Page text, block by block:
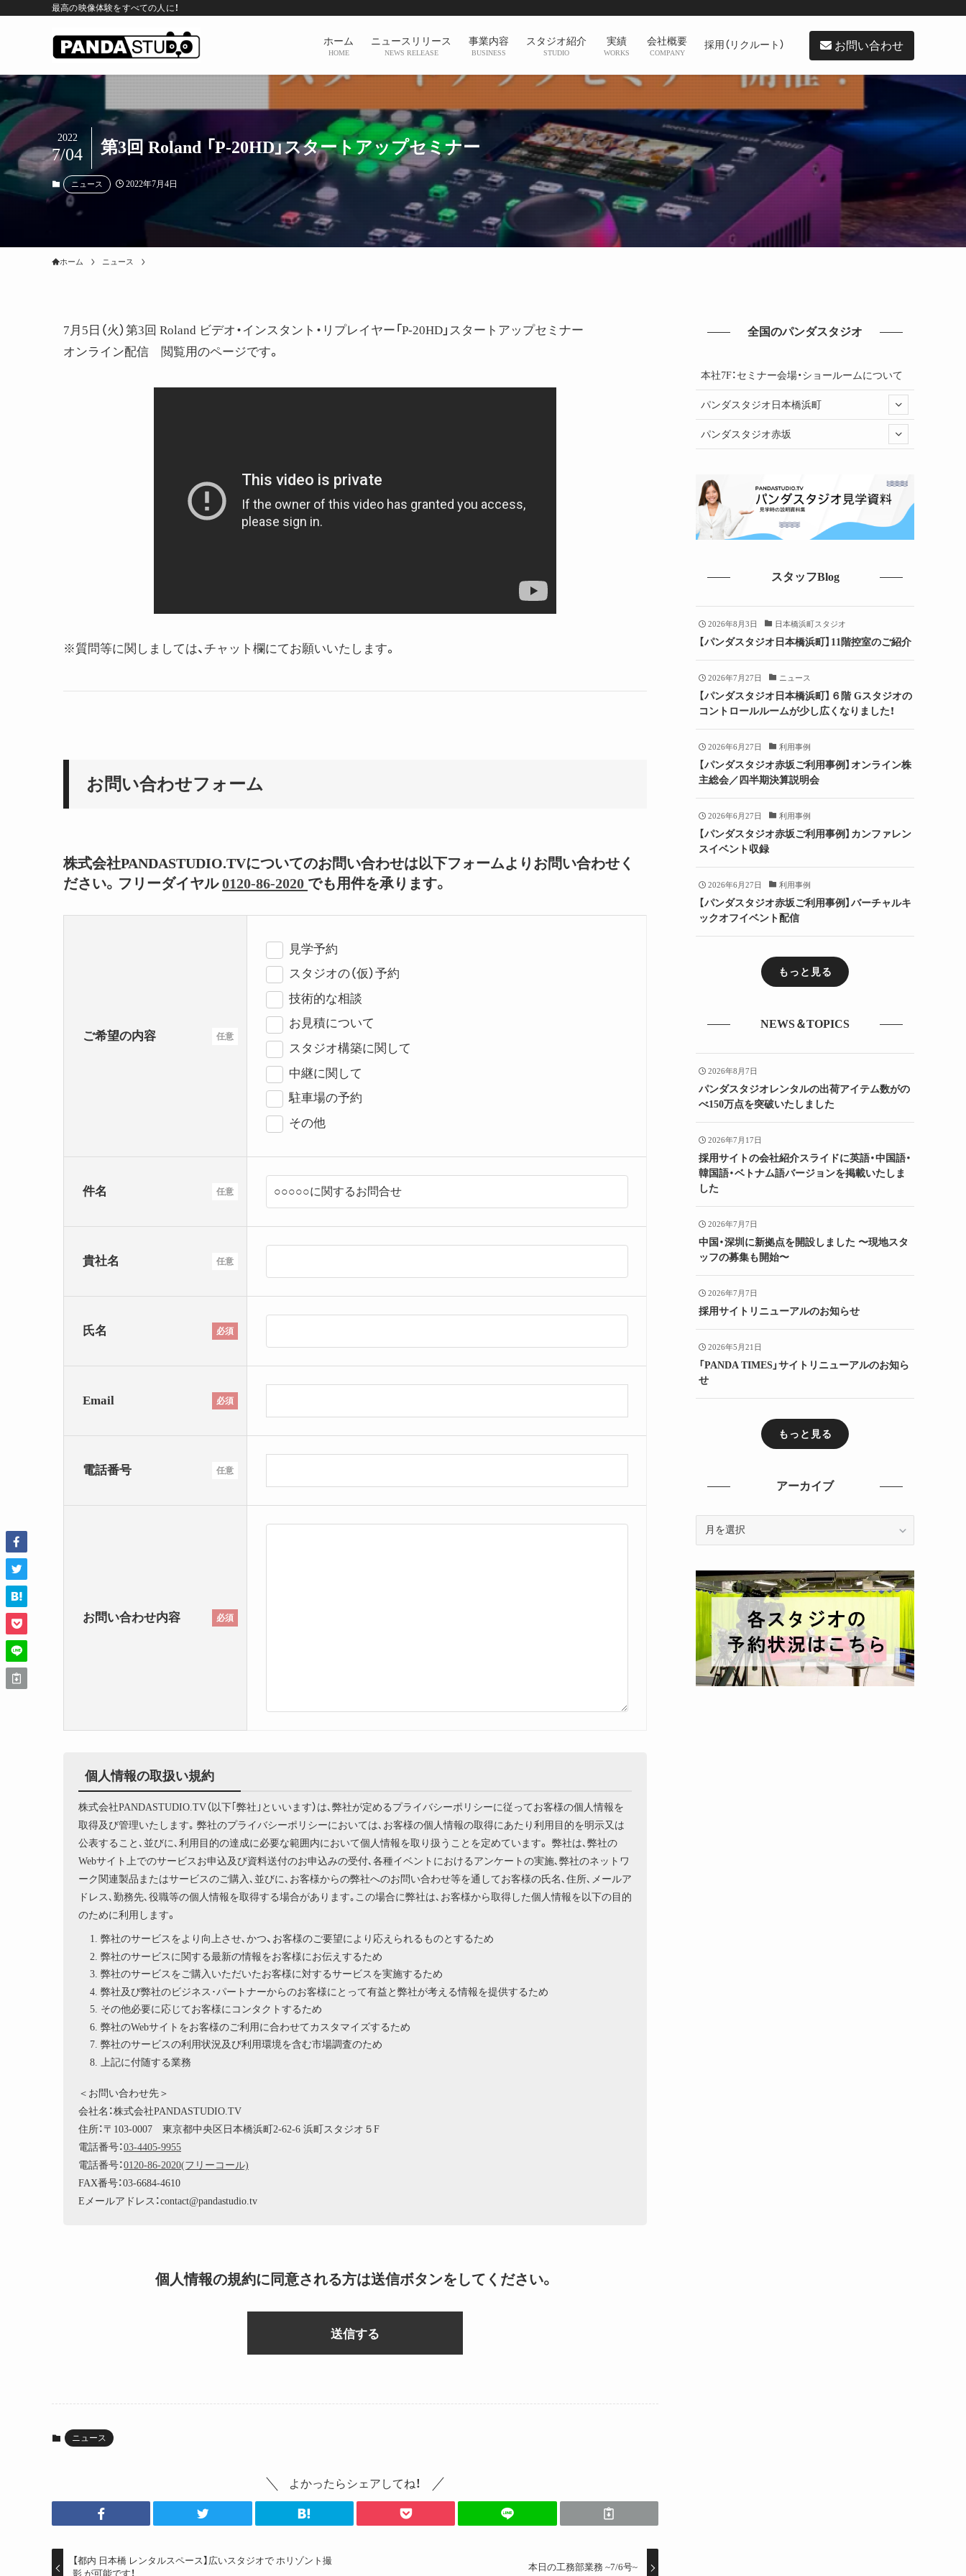
最高の映像体験をすべての人に！
ホーム
HOME
ニュースリリース
NEWS RELEASE
事業内容
BUSINESS
スタジオ紹介
STUDIO
実績
WORKS
会社概要
COMPANY
採用（リクルート） お問い合わせ
第3回 Roland 「P-20HD」スタートアップセミナー
2022
7/04
ニュース 2022年7月4日
ホーム ニュース
7月5日（火）第3回 Roland ビデオ・インスタント・リプレイヤー「P-20HD」スタートアップセミナー
オンライン配信 閲覧用のページです。
※質問等に関しましては、チャット欄にてお願いいたします。
お問い合わせフォーム
株式会社PANDASTUDIO.TVについてのお問い合わせは以下フォームよりお問い合わせく
ださい。フリーダイヤル0120-86-2020 でも用件を承ります。
任意
ご希望の内容
見学予約
スタジオの（仮）予約
技術的な相談
お見積について
スタジオ構築に関して
中継に関して
駐車場の予約
その他
任意
件名
任意
貴社名
必須
氏名
必須
Email
任意
電話番号
必須
お問い合わせ内容
個人情報の取扱い規約
株式会社PANDASTUDIO.TV（以下｢弊社｣といいます）は､弊社が定めるプライバシーポリシーに従ってお客様の個人情報を
取得及び管理いたします｡ 弊社のプライバシーポリシーにおいては､お客様の個人情報の取得にあたり利用目的を明示又は
公表すること､並びに､利用目的の達成に必要な範囲内において個人情報を取り扱うことを定めています。 弊社は､弊社の
Webサイト上でのサービスお申込及び資料送付のお申込みの受付､各種イベントにおけるアンケートの実施､弊社のネットワ
ーク関連製品またはサービスのご購入､並びに､お客様からの弊社へのお問い合わせ等を通してお客様の氏名､住所､メールア
ドレス､勤務先､役職等の個人情報を取得する場合があります｡この場合に弊社は､お客様から取得した個人情報を以下の目的
のために利用します。
弊社のサービスをより向上させ､かつ、お客様のご要望により応えられるものとするため
弊社のサービスに関する最新の情報をお客様にお伝えするため
弊社のサービスをご購入いただいたお客様に対するサービスを実施するため
弊社及び弊社のビジネス･パートナーからのお客様にとって有益と弊社が考える情報を提供するため
その他必要に応じてお客様にコンタクトするため
弊社のWebサイトをお客様のご利用に合わせてカスタマイズするため
弊社のサービスの利用状況及び利用環境を含む市場調査のため
上記に付随する業務
＜お問い合わせ先＞
会社名：株式会社PANDASTUDIO.TV
住所：〒103-0007 東京都中央区日本橋浜町2-62-6 浜町スタジオ５F
電話番号：03-4405-9955
電話番号：0120-86-2020(フリーコール)
FAX番号：03-6684-4610
Eメールアドレス：contact@pandastudio.tv
個人情報の規約に同意される方は送信ボタンをしてください。
ニュース
よかったらシェアしてね！
【都内 日本橋 レンタルスペース】広いスタジオで ホリゾント撮
影 が可能です！
本日の工務部業務 ~7/6号~
全国のパンダスタジオ
本社7F：セミナー会場・ショールームについて
パンダスタジオ日本橋浜町
パンダスタジオ赤坂
スタッフBlog
2026年8月3日 日本橋浜町スタジオ
【パンダスタジオ日本橋浜町】11階控室のご紹介
2026年7月27日 ニュース
【パンダスタジオ日本橋浜町】６階 Gスタジオの
コントロールルームが少し広くなりました！
2026年6月27日 利用事例
【パンダスタジオ赤坂ご利用事例】オンライン株
主総会／四半期決算説明会
2026年6月27日 利用事例
【パンダスタジオ赤坂ご利用事例】カンファレン
スイベント収録
2026年6月27日 利用事例
【パンダスタジオ赤坂ご利用事例】バーチャルキ
ックオフイベント配信
もっと見る
NEWS＆TOPICS
2026年8月7日
パンダスタジオレンタルの出荷アイテム数がの
べ150万点を突破いたしました
2026年7月17日
採用サイトの会社紹介スライドに英語・中国語・
韓国語・ベトナム語バージョンを掲載いたしま
した
2026年7月7日
中国・深圳に新拠点を開設しました 〜現地スタ
ッフの募集も開始〜
2026年7月7日
採用サイトリニューアルのお知らせ
2026年5月21日
「PANDA TIMES」サイトリニューアルのお知ら
せ
もっと見る
アーカイブ
イ
ブ